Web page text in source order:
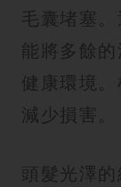
毛囊堵塞
能將多餘
健康環境
減少損害。
頭髮光澤